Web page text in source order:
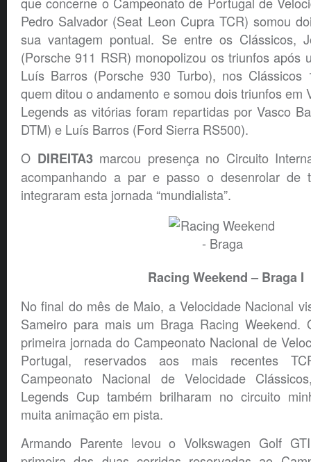
Pedro Salvador (Seat Leon Cupra TCR) somou
sua vantagem pontual. Se entre os Clássicos,
(Porsche 911 RSR) monopolizou os triunfos após
Luís Barros (Porsche 930 Turbo), nos
quem ditou o andamento e somou dois triunfos em
Legends as vitórias foram repartidas por Vasco
DTM) e Luís Barros (Ford Sierra RS500).
O DIREITA3 marcou presença no Circuito
acompanhando a par e passo o desenrolar de
integraram esta jornada “mundialista”.
Racing Weekend – Braga I
No final do mês de Maio, a Velocidade Nacional
Sameiro para mais um Braga Racing Weekend.
primeira jornada do Campeonato Nacional de
Portugal, reservados aos mais recentes
Campeonato Nacional de Velocidade
Legends Cup também brilharam no circuito
muita animação em pista.
Armando Parente levou o Volkswagen Golf